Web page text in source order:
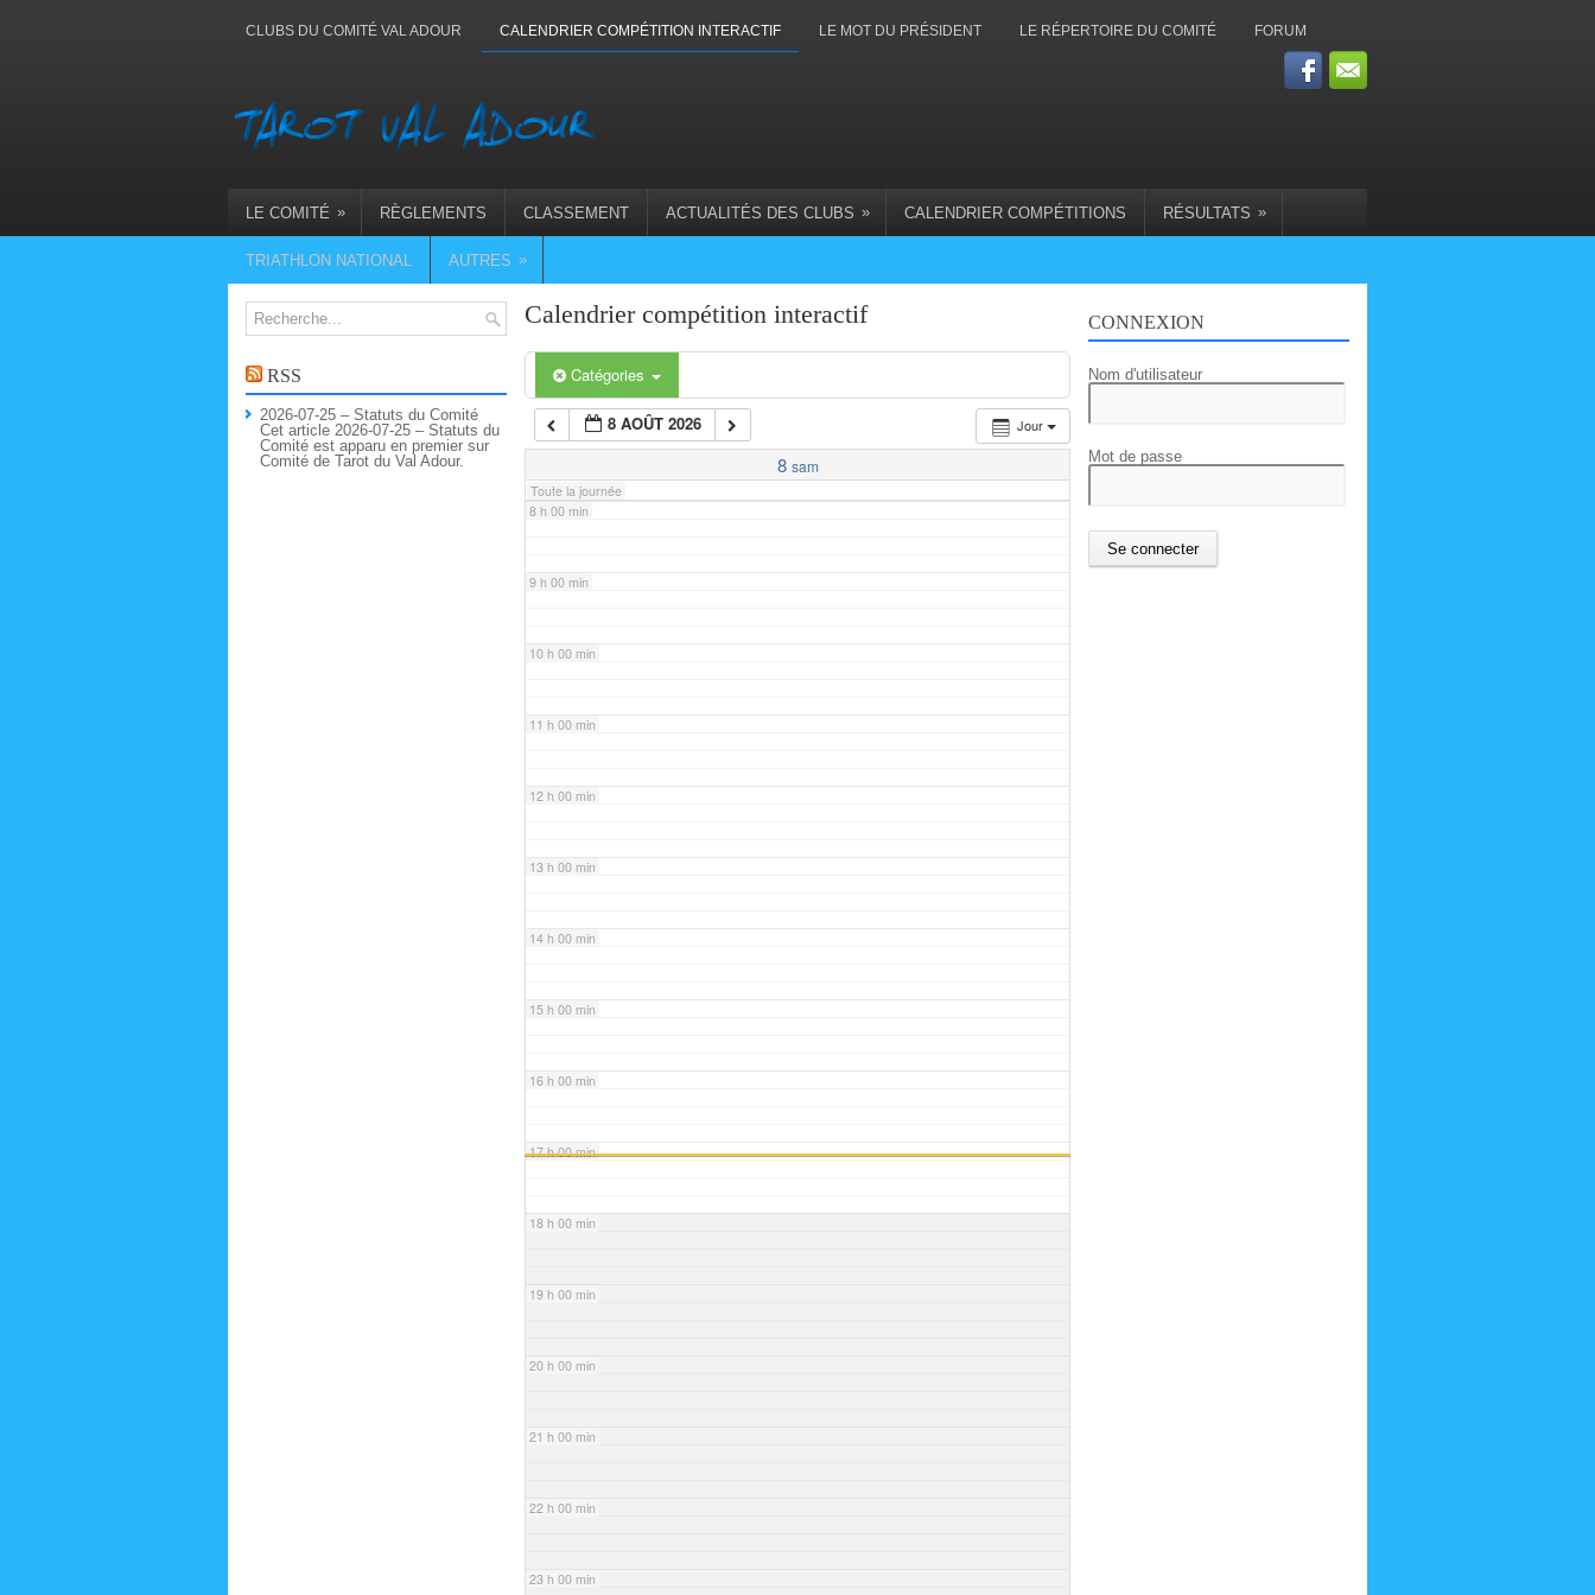
CLUBS DU COMITÉ VAL ADOUR CALENDRIER COMPÉTITION INTERACTIF LE MOT DU PRÉSIDENT LE RÉPERTOIRE DU COMITÉ FORUM
LE COMITÉ » RÈGLEMENTS CLASSEMENT ACTUALITÉS DES CLUBS » CALENDRIER COMPÉTITIONS RÉSULTATS »
TRIATHLON NATIONAL AUTRES »
Calendrier compétition interactif
Catégories
Jour
8 AOÛT 2026
8 sam
Toute la journée
6 h 00 min
7 h 00 min
8 h 00 min
9 h 00 min
10 h 00 min
11 h 00 min
12 h 00 min
13 h 00 min
14 h 00 min
15 h 00 min
16 h 00 min
17 h 00 min
18 h 00 min
19 h 00 min
20 h 00 min
21 h 00 min
22 h 00 min
23 h 00 min
RSS
2026-07-25 – Statuts du Comité
Cet article 2026-07-25 – Statuts du
Comité est apparu en premier sur
Comité de Tarot du Val Adour.
CONNEXION
Nom d'utilisateur
Mot de passe